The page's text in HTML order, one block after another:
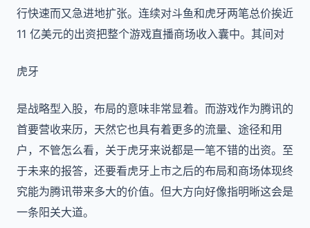
行快速而又急进地扩张。连续对斗鱼和虎牙两笔总价挨近
11 亿美元的出资把整个游戏直播商场收入囊中。其间对
虎牙
是战略型入股，布局的意味非常显着。而游戏作为腾讯的
首要营收来历，天然它也具有着更多的流量、途径和用
户，不管怎么看，关于虎牙来说都是一笔不错的出资。至
于未来的报答，还要看虎牙上市之后的布局和商场体现终
究能为腾讯带来多大的价值。但大方向好像指明晰这会是
一条阳关大道。